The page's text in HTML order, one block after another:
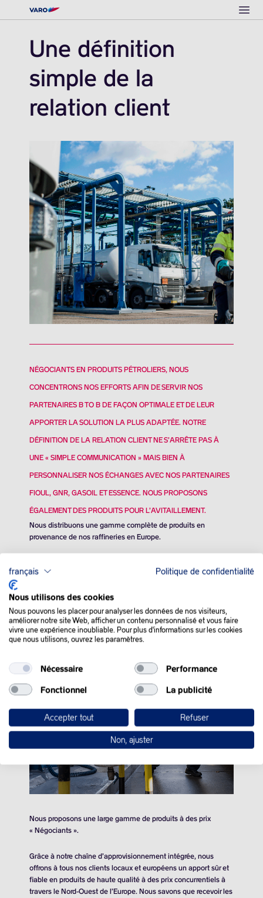
Une définition
simple de la
relation client
NÉGOCIANTS EN PRODUITS PÉTROLIERS, NOUS
CONCENTRONS NOS EFFORTS AFIN DE SERVIR NOS
PARTENAIRES B TO B DE FAÇON OPTIMALE ET DE LEUR
APPORTER LA SOLUTION LA PLUS ADAPTÉE. NOTRE
DÉFINITION DE LA RELATION CLIENT NE S’ARRÊTE PAS À
UNE « SIMPLE COMMUNICATION » MAIS BIEN À
PERSONNALISER NOS ÉCHANGES AVEC NOS PARTENAIRES
FIOUL, GNR, GASOIL ET ESSENCE. NOUS PROPOSONS
ÉGALEMENT DES PRODUITS POUR L’AVITAILLEMENT.
Nous distribuons une gamme complète de produits en
provenance de nos raffineries en Europe.
Négoce
Nous proposons une large gamme de produits à des prix
« Négociants ».
Grâce à notre chaîne d’approvisionnement intégrée, nous
offrons à tous nos clients locaux et européens un apport sûr et
fiable en produits de haute qualité à des prix concurrentiels à
travers le Nord-Ouest de l’Europe. Nous savons que recevoir les
français Politique de confidentialité
Nous utilisons des cookies
Nous pouvons les placer pour analyser les données de nos visiteurs,
améliorer notre site Web, afficher un contenu personnalisé et vous faire
vivre une expérience inoubliable. Pour plus d'informations sur les cookies
que nous utilisons, ouvrez les paramètres.
Nécessaire Performance
Fonctionnel La publicité
Accepter tout Refuser
Non, ajuster